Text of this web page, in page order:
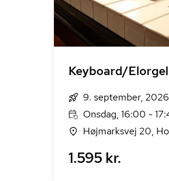
Keyboard/Elorgel
9. september, 2026
Onsdag, 16:00 -
Højmarksvej 20,
1.595 kr.